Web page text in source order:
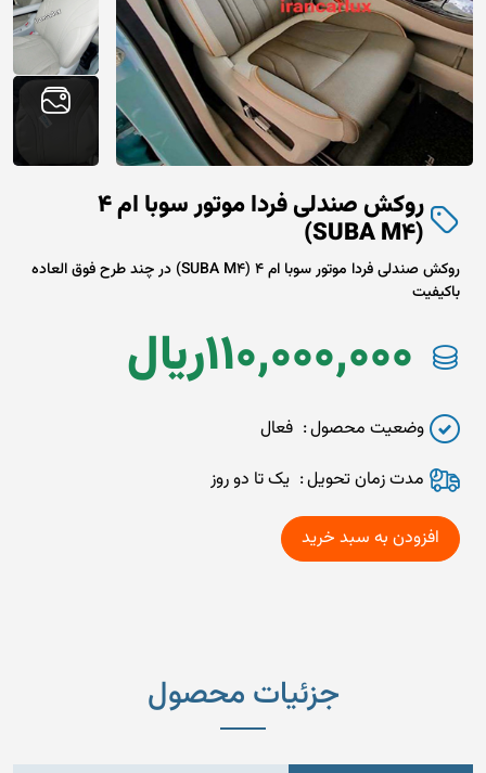
روکش صندلی فردا موتور سوبا ام 4
(SUBA M4)
روکش صندلی فردا موتور سوبا ام 4 (SUBA M4) در چند طرح فوق العاده
باکیفیت
ريال110,000,000
وضعیت محصول
فعال
مدت زمان تحويل
یک تا دو روز
جزئیات محصول